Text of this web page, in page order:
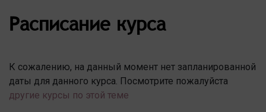
Расписание курса
К сожалению, на данный момент нет запланированной
даты для данного курса. Посмотрите пожалуйста
другие курсы по этой теме